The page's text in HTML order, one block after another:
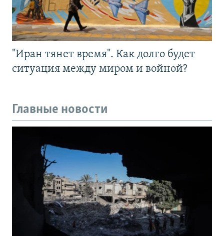
"Иран тянет время". Как долго будет
ситуация между миром и войной?
Главные новости